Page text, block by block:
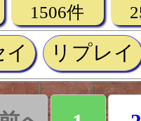
1506件
リプレイ